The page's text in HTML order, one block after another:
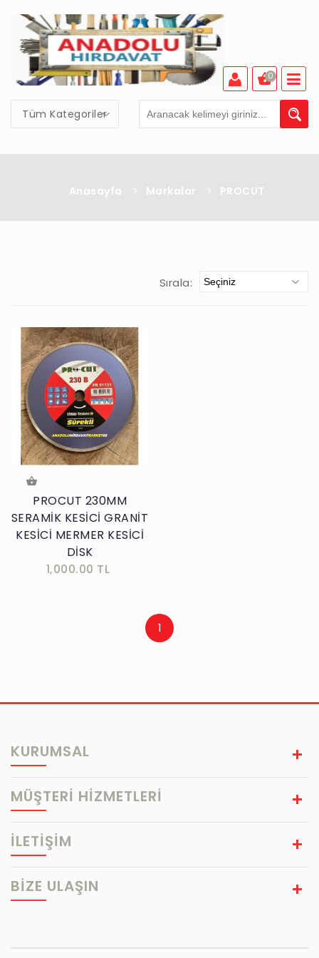
Tüm Kategoriler
0
Anasayfa > Markalar > PROCUT
Sırala:
PROCUT 230MM
SERAMİK KESİCİ GRANİT
KESİCİ MERMER KESİCİ
DİSK
1,000.00 TL
1
KURUMSAL
MÜŞTERİ HİZMETLERİ
İLETİŞİM
BIZE ULAŞIN